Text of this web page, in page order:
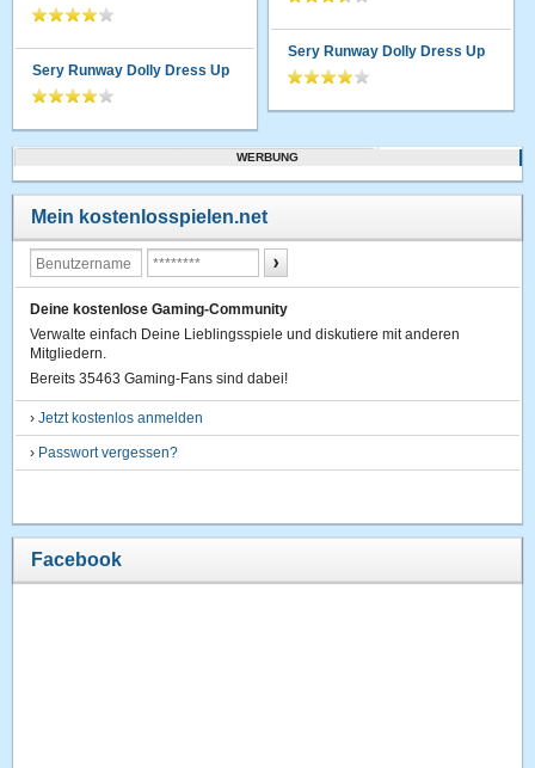
Sery Runway Dolly Dress Up
Sery Runway Dolly Dress Up
WERBUNG
Mein kostenlosspielen.net
Deine kostenlose Gaming-Community
Verwalte einfach Deine Lieblingsspiele und diskutiere mit anderen
Mitgliedern.
Bereits 35463 Gaming-Fans sind dabei!
›Jetzt kostenlos anmelden
› Passwort vergessen?
Facebook